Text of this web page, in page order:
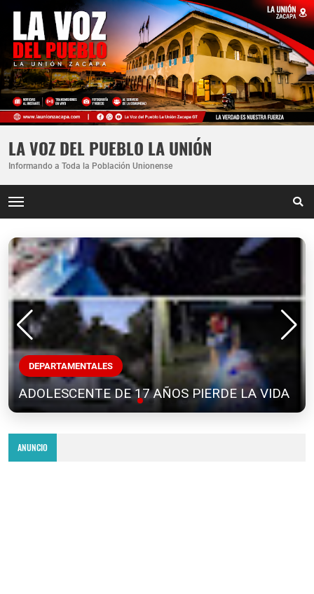
LA VOZ DEL PUEBLO LA UNIÓN
Informando a Toda la Población Unionense
DEPARTAMENTALES
ADOLESCENTE DE 17 AÑOS PIERDE LA VIDA
ANUNCIO